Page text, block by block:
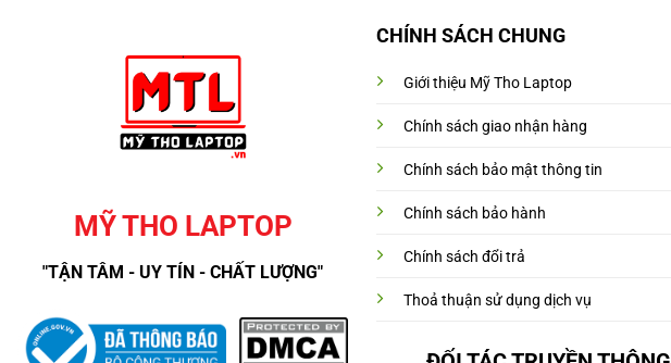
MỸ THO LAPTOP
"TẬN TÂM - UY TÍN - CHẤT LƯỢNG"
CHÍNH SÁCH CHUNG
Giới thiệu Mỹ Tho Laptop
Chính sách giao nhận hàng
Chính sách bảo mật thông tin
Chính sách bảo hành
Chính sách đổi trả
Thoả thuận sử dụng dịch vụ